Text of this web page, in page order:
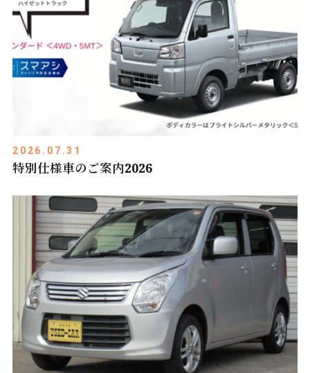
2026.07.31
特別仕様車のご案内2026